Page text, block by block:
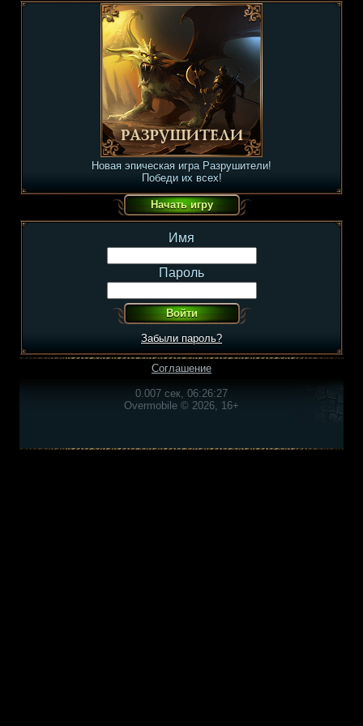
Новая эпическая игра Разрушители!
Победи их всех!
Имя
Пароль
Забыли пароль?
Соглашение
0.007 сек, 06:26:27
Overmobile © 2026, 16+